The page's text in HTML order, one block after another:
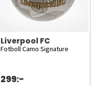
Liverpool FC
Fotboll Camo Signature
299:-